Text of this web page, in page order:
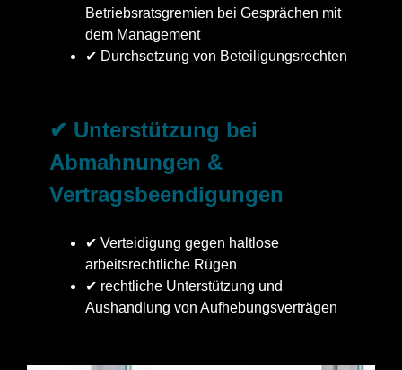
Betriebsratsgremien bei Gesprächen mit
dem Management
✔ Durchsetzung von Beteiligungsrechten
✔ Unterstützung bei
Abmahnungen &
Vertragsbeendigungen
✔ Verteidigung gegen haltlose
arbeitsrechtliche Rügen
✔ rechtliche Unterstützung und
Aushandlung von Aufhebungsverträgen